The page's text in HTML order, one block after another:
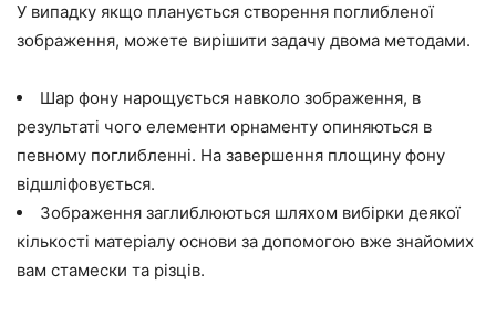
У випадку якщо планується створення поглибленої
зображення, можете вирішити задачу двома методами.
Шар фону нарощується навколо зображення, в
результаті чого елементи орнаменту опиняються в
певному поглибленні. На завершення площину фону
відшліфовується.
Зображення заглиблюються шляхом вибірки деякої
кількості матеріалу основи за допомогою вже знайомих
вам стамески та різців.